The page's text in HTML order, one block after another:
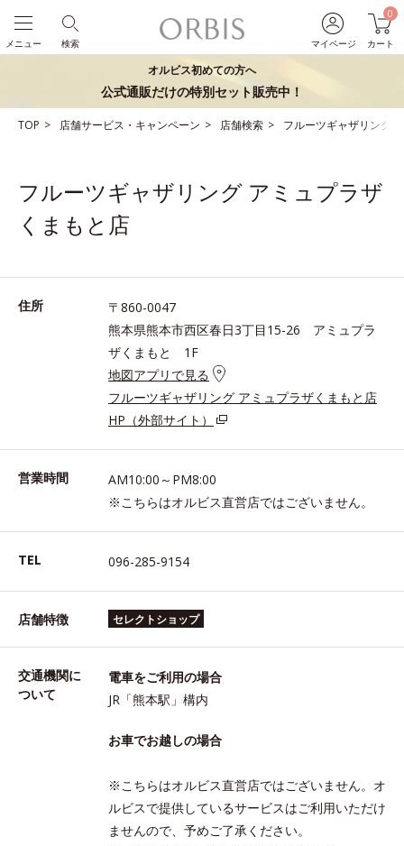
マイページ
0
カート
検索
メニュー
オルビス初めての方へ
公式通販だけの特別セット販売中！
TOP 店舗サービス・キャンペーン 店舗検索 フルーツギャザリング
フルーツギャザリング アミュプラザ
くまもと店
住所
〒860-0047
熊本県熊本市西区春日3丁目15-26 アミュプラ
ザくまもと 1F
地図アプリで見る
フルーツギャザリング アミュプラザくまもと店
HP（外部サイト）
営業時間
AM10:00～PM8:00
※こちらはオルビス直営店ではございません。
TEL 096-285-9154
店舗特徴 セレクトショップ
交通機関に
ついて
電車をご利用の場合
JR「熊本駅」構内
お車でお越しの場合
※こちらはオルビス直営店ではございません。オ
ルビスで提供しているサービスはご利用いただけ
ませんので、予めご了承ください。